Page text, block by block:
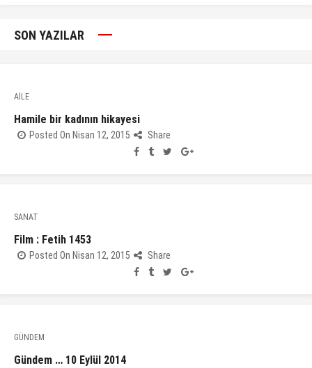
SON YAZILAR
AİLE
Hamile bir kadının hikayesi
Posted On Nisan 12, 2015 Share
SANAT
Film : Fetih 1453
Posted On Nisan 12, 2015 Share
GÜNDEM
Gündem … 10 Eylül 2014